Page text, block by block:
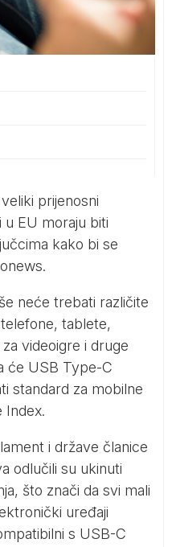
prijenosni
EU moraju biti
kako bi se
neće trebati različite
tablete,
videoigre i druge
će USB Type-C
standard za mobilne
Index.
i države članice
odlučili su ukinuti
što znači da svi mali
uređaji
s USB-C